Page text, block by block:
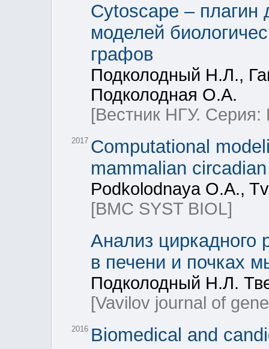
Сytoscape – плагин
моделей
графов
Подколодный Н.Л.,
Подколодная О.А.
[Вестник НГУ.
2017 Computational
mammalian
Podkolodnaya O.A.,
[BMC SYST BIOL]
Анализ циркадного
в печени и почках
Подколодный Н.Л.
[Vavilov journal of
2016 Biomedical and